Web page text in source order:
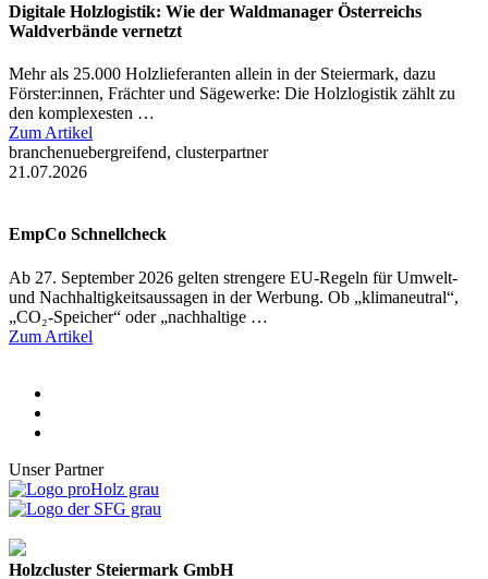
Digitale Holzlogistik: Wie der Waldmanager Österreichs
Waldverbände vernetzt
Mehr als 25.000 Holzlieferanten allein in der Steiermark, dazu
Förster:innen, Frächter und Sägewerke: Die Holzlogistik zählt zu
den komplexesten …
Zum Artikel
branchenuebergreifend, clusterpartner
21.07.2026
EmpCo Schnellcheck
Ab 27. September 2026 gelten strengere EU-Regeln für Umwelt-
und Nachhaltigkeitsaussagen in der Werbung. Ob „klimaneutral“,
„CO₂-Speicher“ oder „nachhaltige …
Zum Artikel
Unser Partner
Holzcluster Steiermark GmbH